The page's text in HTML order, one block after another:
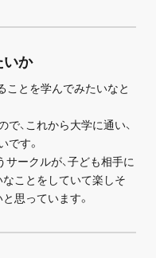
いか
ことを学んでみたいなと
、これから大学に通い、
です。
サークルが、子ども相手に
なことをしていて楽しそ
思っています。